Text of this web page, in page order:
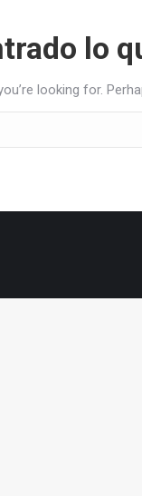
lo
looking for.